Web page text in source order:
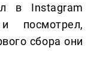
в Instagram
посмотрел,
сбора они